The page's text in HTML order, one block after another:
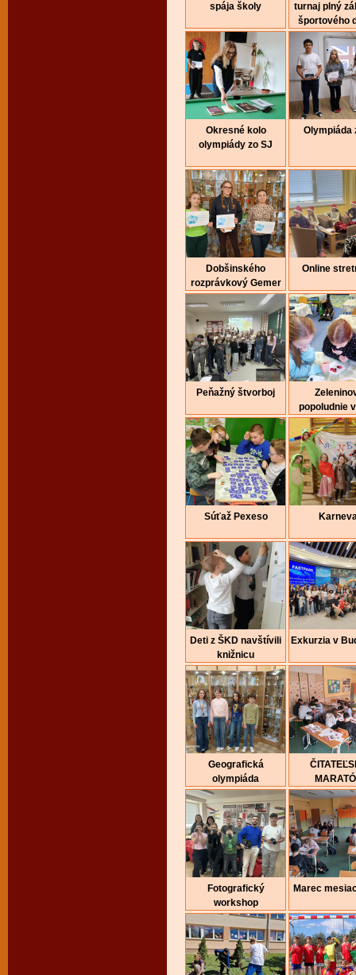
spája školy
turnaj plný
športového
Okresné kolo
olympiády zo SJ
Olympiáda
Dobšinského
rozprávkový Gemer
Online
Peňažný štvorboj
popoludnie
Súťaž Pexeso
Deti z ŠKD navštívili
knižnicu
Exkurzia v
Geografická
olympiáda
Fotografický
workshop
Marec